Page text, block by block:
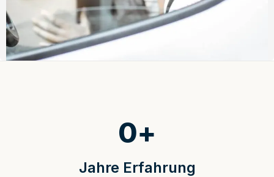
Jahre Erfahrung
0+